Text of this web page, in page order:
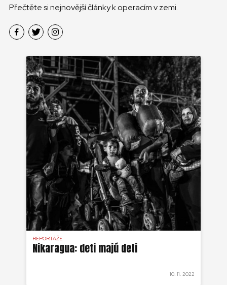
Přečtěte si nejnovější články k operacím v zemi.
REPORTÁŽE
Nikaragua: deti majú deti
10. 11. 2022